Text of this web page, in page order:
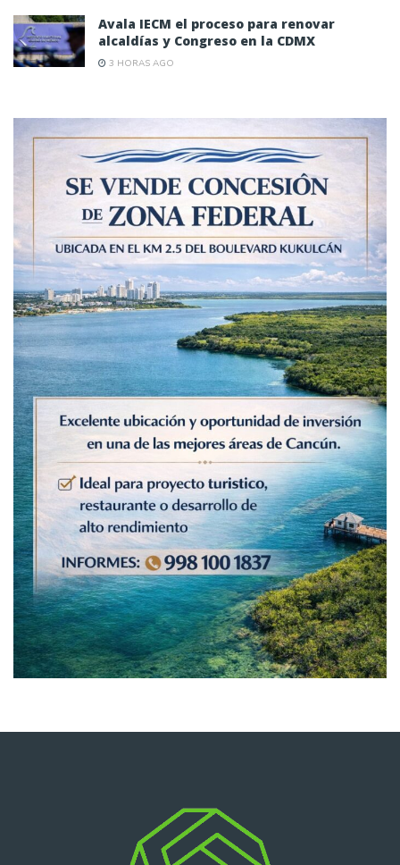
Avala IECM el proceso para renovar
alcaldías y Congreso en la CDMX
3 HORAS AGO